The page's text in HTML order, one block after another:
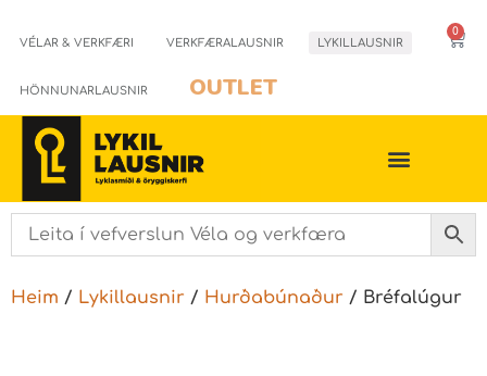
VÉLAR & VERKFÆRI VERKFÆRALAUSNIR LYKILLAUSNIR
HÖNNUNARLAUSNIR OUTLET
0
Heim / Lykillausnir / Hurðabúnaður / Bréfalúgur